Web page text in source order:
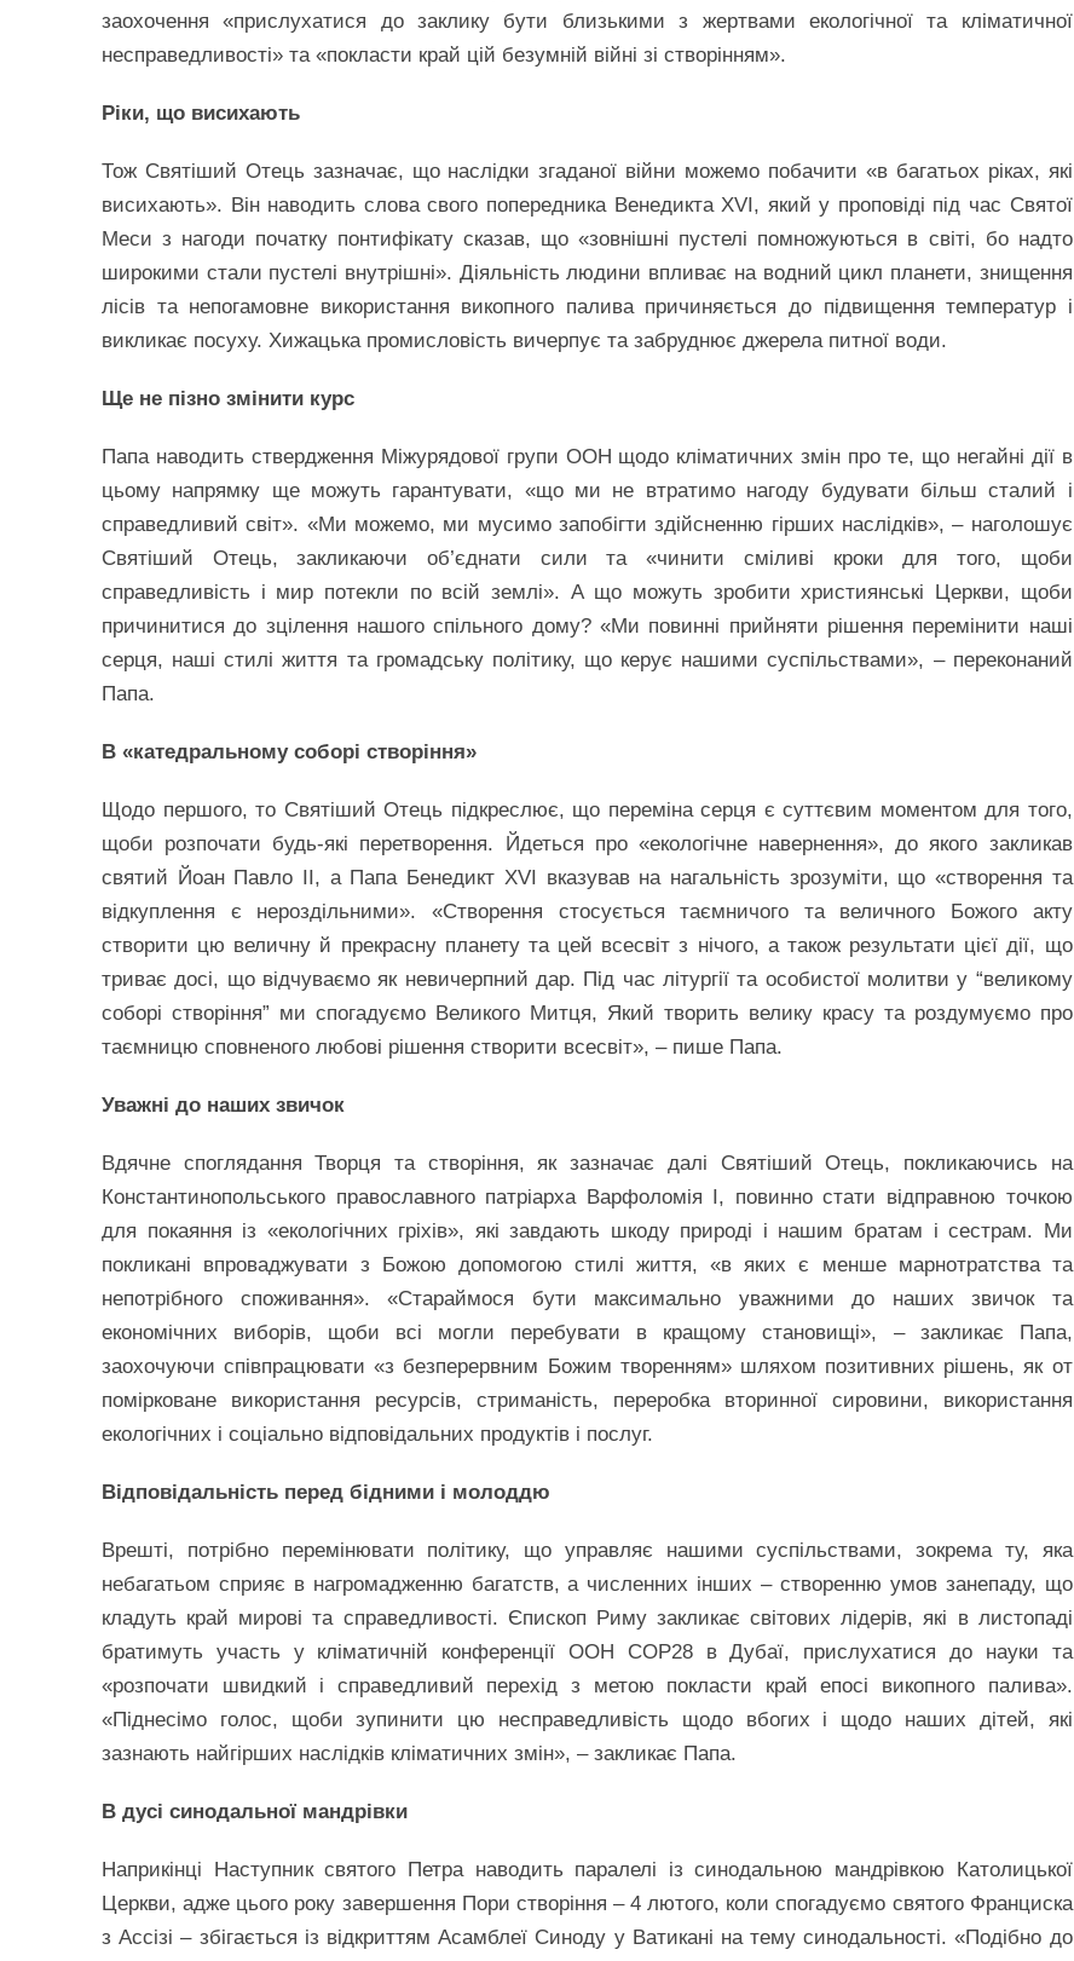
заохочення «прислухатися до заклику бути близькими з жертвами екологічної та кліматичної
несправедливості» та «покласти край цій безумній війні зі створінням».
Ріки, що висихають
Тож Святіший Отець зазначає, що наслідки згаданої війни можемо побачити «в багатьох ріках, які
висихають». Він наводить слова свого попередника Венедикта XVI, який у проповіді під час Святої
Меси з нагоди початку понтифікату сказав, що «зовнішні пустелі помножуються в світі, бо надто
широкими стали пустелі внутрішні». Діяльність людини впливає на водний цикл планети, знищення
лісів та непогамовне використання викопного палива причиняється до підвищення температур і
викликає посуху. Хижацька промисловість вичерпує та забруднює джерела питної води.
Ще не пізно змінити курс
Папа наводить ствердження Міжурядової групи ООН щодо кліматичних змін про те, що негайні дії в
цьому напрямку ще можуть гарантувати, «що ми не втратимо нагоду будувати більш сталий і
справедливий світ». «Ми можемо, ми мусимо запобігти здійсненню гірших наслідків», – наголошує
Святіший Отець, закликаючи об’єднати сили та «чинити сміливі кроки для того, щоби
справедливість і мир потекли по всій землі». А що можуть зробити християнські Церкви, щоби
причинитися до зцілення нашого спільного дому? «Ми повинні прийняти рішення перемінити наші
серця, наші стилі життя та громадську політику, що керує нашими суспільствами», – переконаний
Папа.
В «катедральному соборі створіння»
Щодо першого, то Святіший Отець підкреслює, що переміна серця є суттєвим моментом для того,
щоби розпочати будь-які перетворення. Йдеться про «екологічне навернення», до якого закликав
святий Йоан Павло ІІ, а Папа Бенедикт XVI вказував на нагальність зрозуміти, що «створення та
відкуплення є нероздільними». «Створення стосується таємничого та величного Божого акту
створити цю величну й прекрасну планету та цей всесвіт з нічого, а також результати цієї дії, що
триває досі, що відчуваємо як невичерпний дар. Під час літургії та особистої молитви у “великому
соборі створіння” ми спогадуємо Великого Митця, Який творить велику красу та роздумуємо про
таємницю сповненого любові рішення створити всесвіт», – пише Папа.
Уважні до наших звичок
Вдячне споглядання Творця та створіння, як зазначає далі Святіший Отець, покликаючись на
Константинопольського православного патріарха Варфоломія І, повинно стати відправною точкою
для покаяння із «екологічних гріхів», які завдають шкоду природі і нашим братам і сестрам. Ми
покликані впроваджувати з Божою допомогою стилі життя, «в яких є менше марнотратства та
непотрібного споживання». «Стараймося бути максимально уважними до наших звичок та
економічних виборів, щоби всі могли перебувати в кращому становищі», – закликає Папа,
заохочуючи співпрацювати «з безперервним Божим творенням» шляхом позитивних рішень, як от
помірковане використання ресурсів, стриманість, переробка вторинної сировини, використання
екологічних і соціально відповідальних продуктів і послуг.
Відповідальність перед бідними і молоддю
Врешті, потрібно перемінювати політику, що управляє нашими суспільствами, зокрема ту, яка
небагатьом сприяє в нагромадженню багатств, а численних інших – створенню умов занепаду, що
кладуть край мирові та справедливості. Єпископ Риму закликає світових лідерів, які в листопаді
братимуть участь у кліматичній конференції ООН COP28 в Дубаї, прислухатися до науки та
«розпочати швидкий і справедливий перехід з метою покласти край епосі викопного палива».
«Піднесімо голос, щоби зупинити цю несправедливість щодо вбогих і щодо наших дітей, які
зазнають найгірших наслідків кліматичних змін», – закликає Папа.
В дусі синодальної мандрівки
Наприкінці Наступник святого Петра наводить паралелі із синодальною мандрівкою Католицької
Церкви, адже цього року завершення Пори створіння – 4 лютого, коли спогадуємо святого Франциска
з Ассізі – збігається із відкриттям Асамблеї Синоду у Ватикані на тему синодальності. «Подібно до